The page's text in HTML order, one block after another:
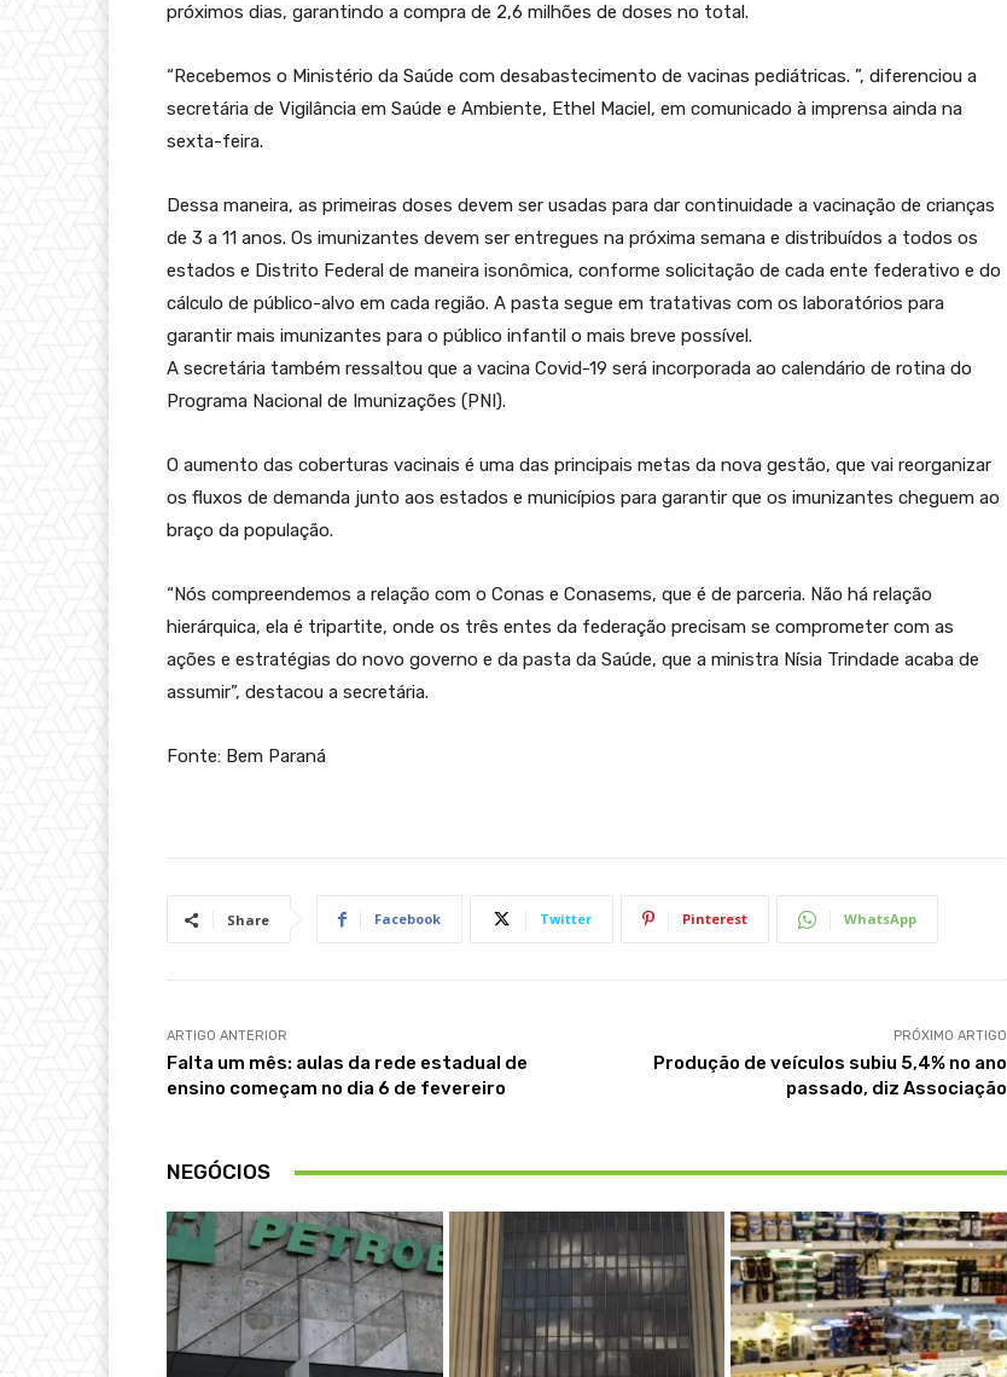
próximos dias, garantindo a compra de 2,6 milhões de doses no total.
“Recebemos o Ministério da Saúde com desabastecimento de vacinas pediátricas. ”, diferenciou a
secretária de Vigilância em Saúde e Ambiente, Ethel Maciel, em comunicado à imprensa ainda na
sexta-feira.
Dessa maneira, as primeiras doses devem ser usadas para dar continuidade a vacinação de crianças
de 3 a 11 anos. Os imunizantes devem ser entregues na próxima semana e distribuídos a todos os
estados e Distrito Federal de maneira isonômica, conforme solicitação de cada ente federativo e do
cálculo de público-alvo em cada região. A pasta segue em tratativas com os laboratórios para
garantir mais imunizantes para o público infantil o mais breve possível.
A secretária também ressaltou que a vacina Covid-19 será incorporada ao calendário de rotina do
Programa Nacional de Imunizações (PNI).
O aumento das coberturas vacinais é uma das principais metas da nova gestão, que vai reorganizar
os fluxos de demanda junto aos estados e municípios para garantir que os imunizantes cheguem ao
braço da população.
“Nós compreendemos a relação com o Conas e Conasems, que é de parceria. Não há relação
hierárquica, ela é tripartite, onde os três entes da federação precisam se comprometer com as
ações e estratégias do novo governo e da pasta da Saúde, que a ministra Nísia Trindade acaba de
assumir”, destacou a secretária.
Fonte: Bem Paraná
Share Facebook Twitter Pinterest WhatsApp
ARTIGO ANTERIOR
Falta um mês: aulas da rede estadual de
ensino começam no dia 6 de fevereiro
PRÓXIMO ARTIGO
Produção de veículos subiu 5,4% no ano
passado, diz Associação
NEGÓCIOS